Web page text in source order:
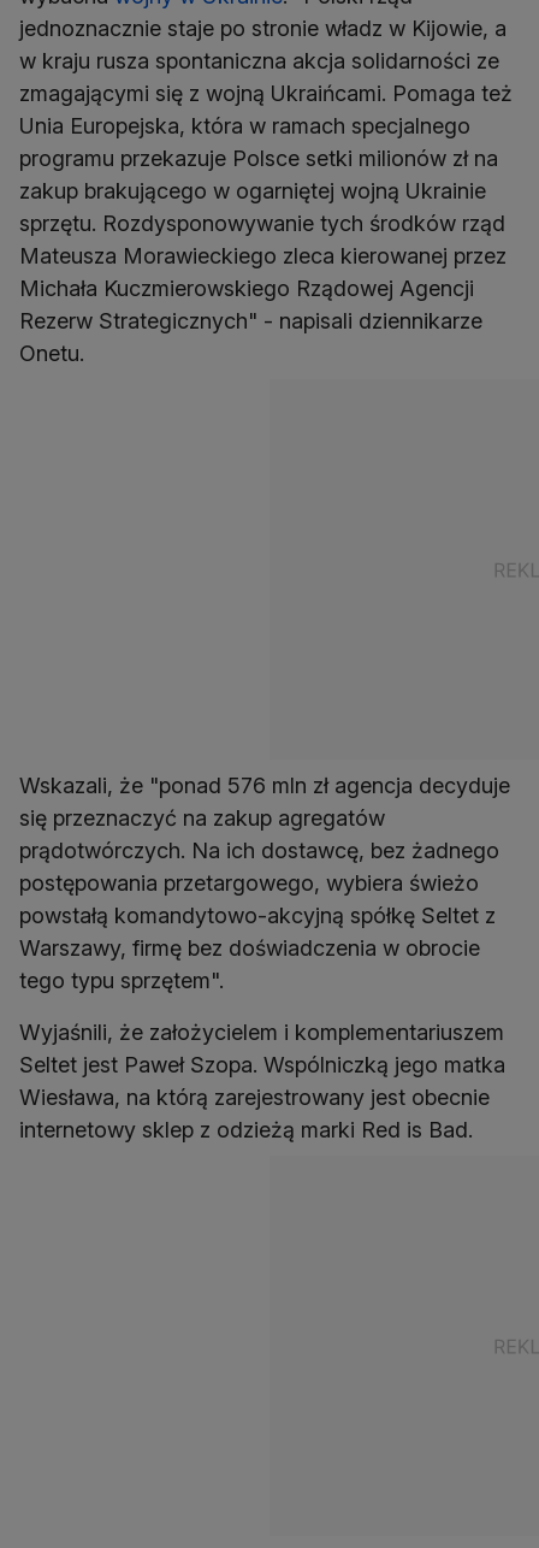
jednoznacznie staje po stronie władz w Kijowie, a
w kraju rusza spontaniczna akcja solidarności ze
zmagającymi się z wojną Ukraińcami. Pomaga też
Unia Europejska, która w ramach specjalnego
programu przekazuje Polsce setki milionów zł na
zakup brakującego w ogarniętej wojną Ukrainie
sprzętu. Rozdysponowywanie tych środków rząd
Mateusza Morawieckiego zleca kierowanej przez
Michała Kuczmierowskiego Rządowej Agencji
Rezerw Strategicznych" - napisali dziennikarze
Onetu.
Wskazali, że "ponad 576 mln zł agencja decyduje
się przeznaczyć na zakup agregatów
prądotwórczych. Na ich dostawcę, bez żadnego
postępowania przetargowego, wybiera świeżo
powstałą komandytowo-akcyjną spółkę Seltet z
Warszawy, firmę bez doświadczenia w obrocie
tego typu sprzętem".
Wyjaśnili, że założycielem i komplementariuszem
Seltet jest Paweł Szopa. Wspólniczką jego matka
Wiesława, na którą zarejestrowany jest obecnie
internetowy sklep z odzieżą marki Red is Bad.